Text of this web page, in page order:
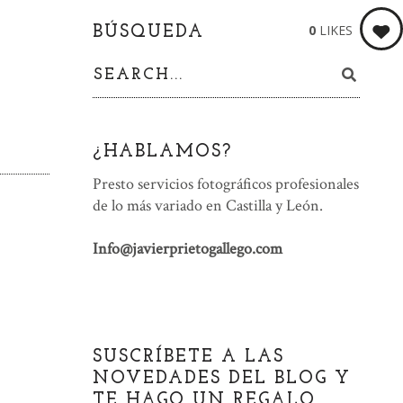
0 LIKES
BÚSQUEDA
¿HABLAMOS?
Presto servicios fotográficos profesionales
de lo más variado en Castilla y León.
Info@javierprietogallego.com
SUSCRÍBETE A LAS
NOVEDADES DEL BLOG Y